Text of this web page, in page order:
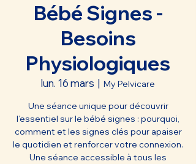
Bébé Signes -
Besoins
Physiologiques
lun. 16 mars
  |
My Pelvicare
Une séance unique pour découvrir
l’essentiel sur le bébé signes : pourquoi,
comment et les signes clés pour apaiser
le quotidien et renforcer votre connexion.
Une séance accessible à tous les